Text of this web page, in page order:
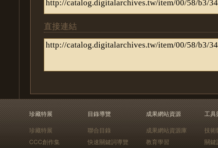
直接連結
珍藏特展
珍藏特展
CCC創作集
目錄導覽
聯合目錄
快速關鍵詞導覽
成果網站資源
成果網站資源庫
教育學習
工具
技術
關鍵